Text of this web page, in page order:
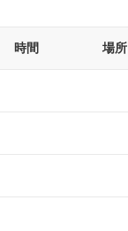
時間 場所